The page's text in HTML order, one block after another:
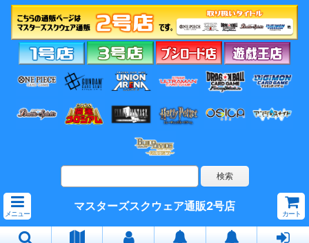
メニュー
マスターズスクウェア通販2号店
カート